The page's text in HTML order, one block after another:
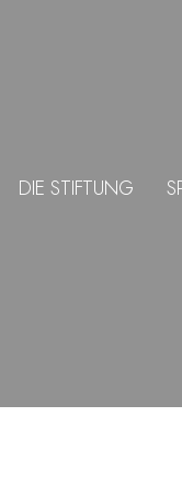
DIE STIFTUNG